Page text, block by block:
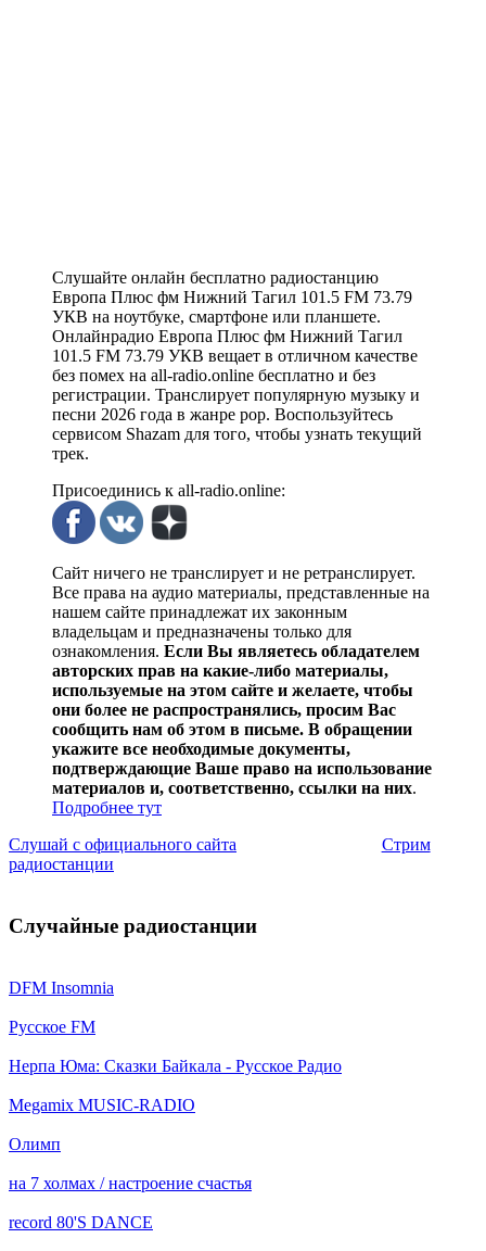
Слушайте онлайн бесплатно радиостанцию
Европа Плюс фм Нижний Тагил 101.5 FM 73.79
УКВ на ноутбуке, смартфоне или планшете.
Онлайнрадио Европа Плюс фм Нижний Тагил
101.5 FM 73.79 УКВ вещает в отличном качестве
без помех на all-radio.online бесплатно и без
регистрации. Транслирует популярную музыку и
песни 2026 года в жанре pop. Воспользуйтесь
сервисом Shazam для того, чтобы узнать текущий
трек.
Присоединись к all-radio.online:
Сайт ничего не транслирует и не ретранслирует.
Все права на аудио материалы, представленные на
нашем сайте принадлежат их законным
владельцам и предназначены только для
ознакомления. Если Вы являетесь обладателем
авторских прав на какие-либо материалы,
используемые на этом сайте и желаете, чтобы
они более не распространялись, просим Вас
сообщить нам об этом в письме. В обращении
укажите все необходимые документы,
подтверждающие Ваше право на использование
материалов и, соответственно, ссылки на них.
Подробнее тут
Слушай с официального сайта
Стрим
радиостанции
Случайные радиостанции
DFM Insomnia
Русское FM
Нерпа Юма: Сказки Байкала - Русское Радио
Megamix MUSIC-RADIO
Олимп
на 7 холмах / настроение счастья
record 80'S DANCE